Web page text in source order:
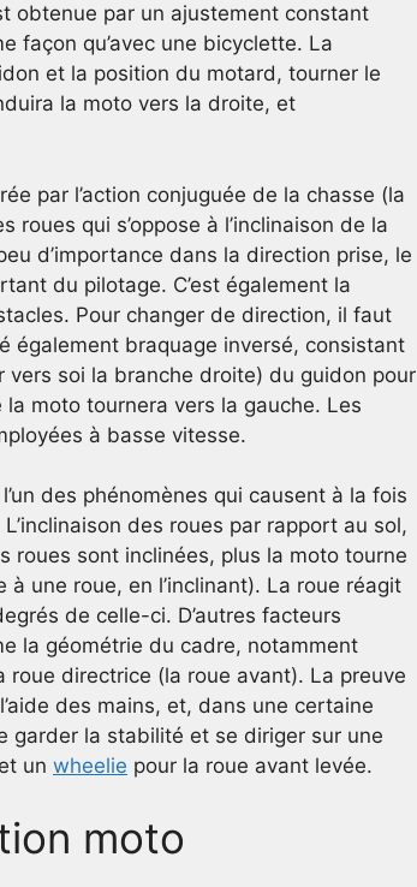
obtenue par un ajustement constant
façon qu’avec une bicyclette. La
et la position du motard, tourner le
la moto vers la droite, et
par l’action conjuguée de la chasse (la
qui s’oppose à l’inclinaison de la
d’importance dans la direction prise, le
du pilotage. C’est également la
Pour changer de direction, il faut
également braquage inversé, consistant
vers soi la branche droite) du guidon pour
moto tournera vers la gauche. Les
à basse vitesse.
des phénomènes qui causent à la fois
des roues par rapport au sol,
roues sont inclinées, plus la moto tourne
une roue, en l’inclinant). La roue réagit
de celle-ci. D’autres facteurs
la géométrie du cadre, notamment
roue directrice (la roue avant). La preuve
des mains, et, dans une certaine
garder la stabilité et se diriger sur une
un wheelie pour la roue avant levée.
moto